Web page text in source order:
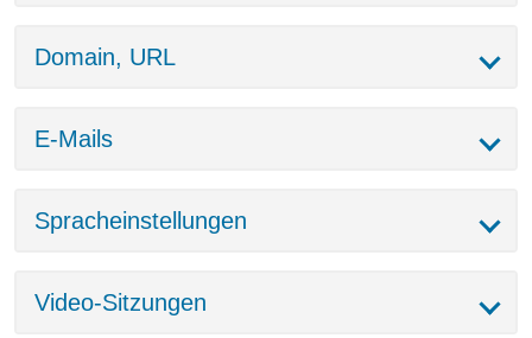
Domain, URL
E-Mails
Spracheinstellungen
Video-Sitzungen